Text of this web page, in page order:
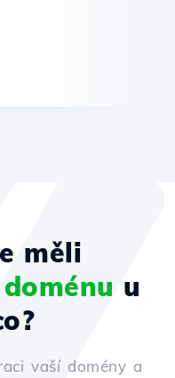
měli
u
vaší domény a